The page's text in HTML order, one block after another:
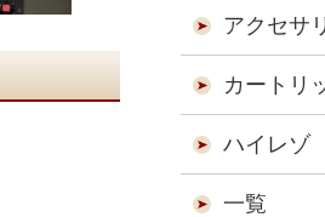
アクセサ
カートリ
ハイレゾ
一覧